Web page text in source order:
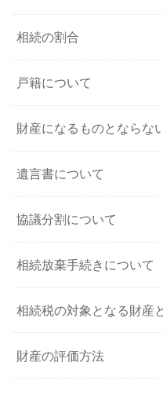
相続の割合
戸籍について
財産になるものとならな
遺言書について
協議分割について
相続放棄手続きについて
相続税の対象となる財産
財産の評価方法